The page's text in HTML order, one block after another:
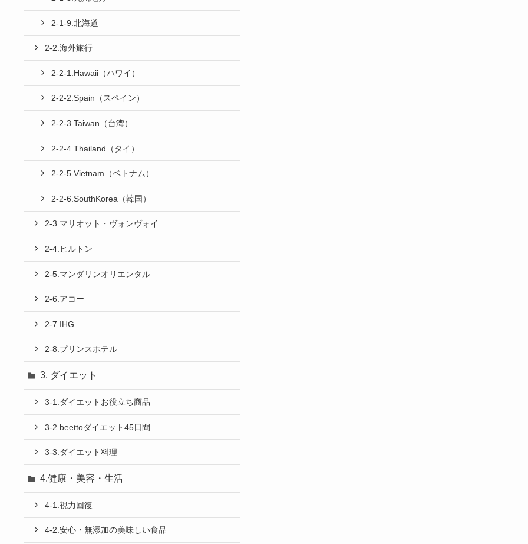
2-1-9.北海道
2-2.海外旅行
2-2-1.Hawaii（ハワイ）
2-2-2.Spain（スペイン）
2-2-3.Taiwan（台湾）
2-2-4.Thailand（タイ）
2-2-5.Vietnam（ベトナム）
2-2-6.SouthKorea（韓国）
2-3.マリオット・ヴォンヴォイ
2-4.ヒルトン
2-5.マンダリンオリエンタル
2-6.アコー
2-7.IHG
2-8.プリンスホテル
3. ダイエット
3-1.ダイエットお役立ち商品
3-2.beettoダイエット45日間
3-3.ダイエット料理
4.健康・美容・生活
4-1.視力回復
4-2.安心・無添加の美味しい食品